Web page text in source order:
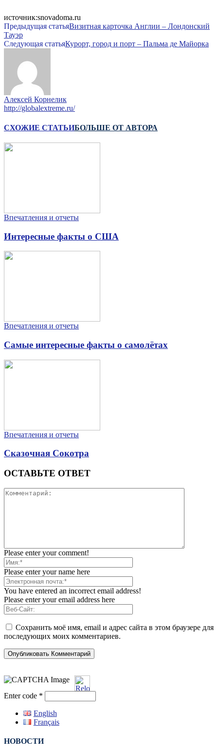
источник:snovadoma.ru
Предыдущая статьяВизитная карточка Англии – Лондонский
Тауэр
Следующая статьяКурорт, город и порт – Пальма де Майорка
Алексей Корнелик
http://globalextreme.ru/
СХОЖИЕ СТАТЬИБОЛЬШЕ ОТ АВТОРА
Впечатления и отчеты
Интересные факты о США
Впечатления и отчеты
Самые интересные факты о самолётах
Впечатления и отчеты
Сказочная Сокотра
ОСТАВЬТЕ ОТВЕТ
Please enter your comment!
Please enter your name here
You have entered an incorrect email address!
Please enter your email address here
Сохранить моё имя, email и адрес сайта в этом браузере для
последующих моих комментариев.
Enter code *
English
Français
НОВОСТИ